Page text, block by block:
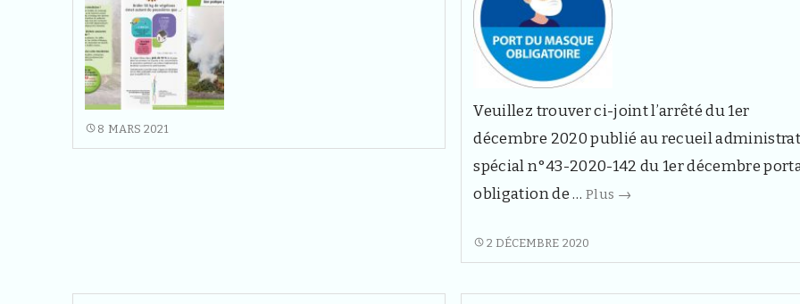
RAPPEL
DE
DÉCHETS
8 MARS 2021
Veuillez trouver ci-joint l’arrêté du 1er
décembre 2020 publié au recueil
spécial n°43-2020-142 du 1er décembre
obligation de … Plus Arrêté
de
port
→
ARRÊTÉ
PORTANT
2 DÉCEMBRE 2020